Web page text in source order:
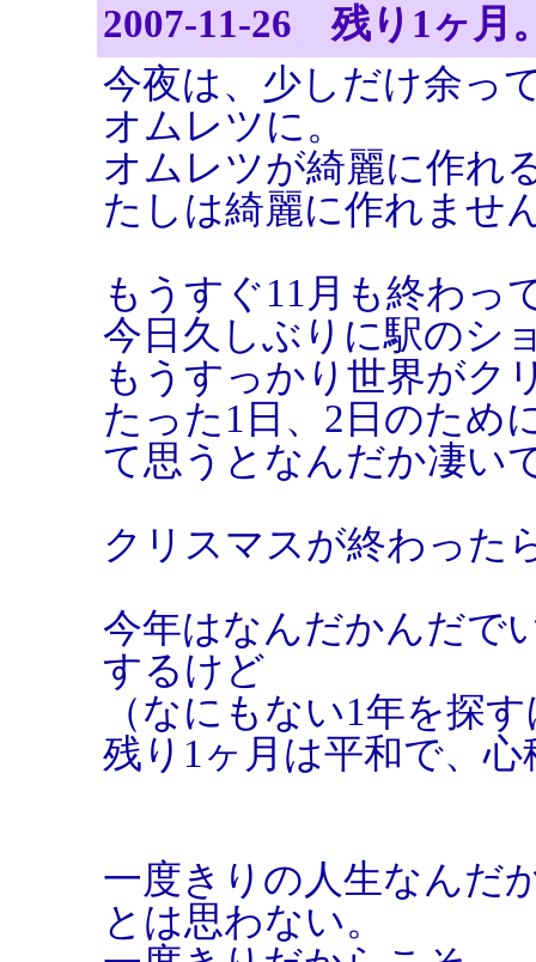
2007-11-26 残り1ヶ月
今夜は、少しだけ余っ
オムレツに。
オムレツが綺麗に作れ
たしは綺麗に作れませ
もうすぐ11月も終わっ
今日久しぶりに駅のシ
もうすっかり世界がク
たった1日、2日のため
て思うとなんだか凄い
クリスマスが終わった
今年はなんだかんだで
するけど
（なにもない1年を探
残り1ヶ月は平和で、
一度きりの人生なんだ
とは思わない。